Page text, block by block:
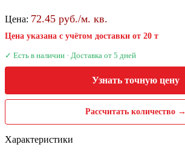
Цена: 72.45 руб./м. кв.
Цена указана с учётом доставки от 20 т
✓ Есть в наличии · Доставка от 5 дней
Узнать точную цену
Рассчитать количество →
Характеристики